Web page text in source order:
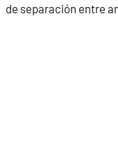
de separación entre